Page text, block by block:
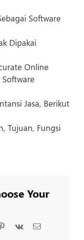
Software
Dipakai
Online
Jasa, Berikut
Tujuan, Fungsi
Your
Pinterest
Vk Email